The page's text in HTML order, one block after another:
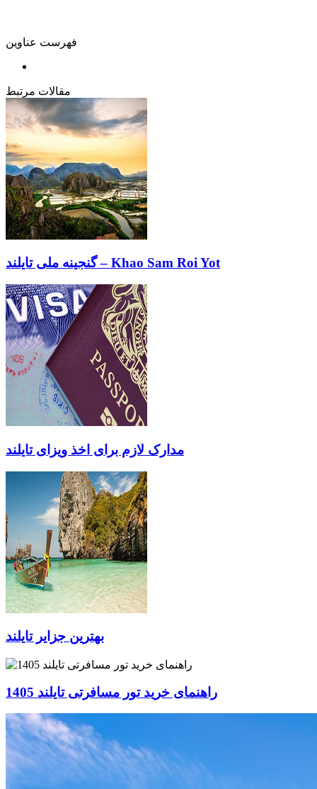
فهرست عناوین
مقالات مرتبط
گنجینه ملی تایلند – Khao Sam Roi Yot
مدارک لازم برای اخذ ویزای تایلند
بهترین جزایر تایلند
راهنمای خرید تور مسافرتی تایلند 1405